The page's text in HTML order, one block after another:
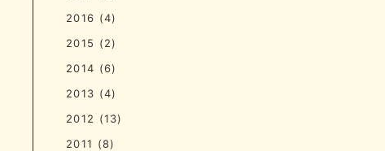
2016 (4)
2015 (2)
2014 (6)
2013 (4)
2012 (13)
2011 (8)